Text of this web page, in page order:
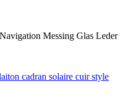
cadran solaire cuir style